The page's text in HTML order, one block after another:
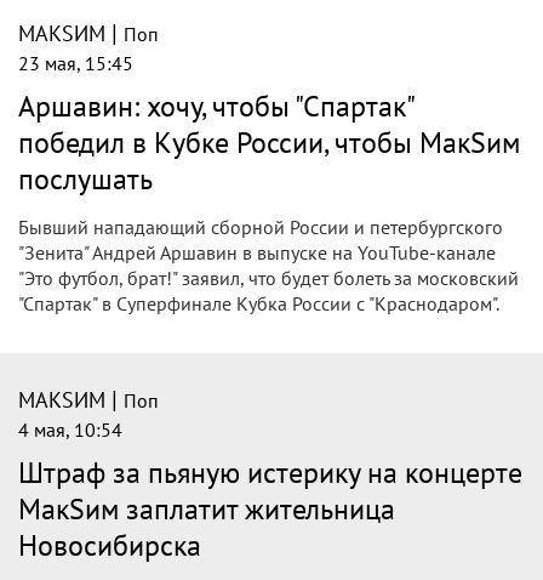
МАКSИМ | Поп
23 мая, 15:45
Аршавин: хочу, чтобы "Спартак"
победил в Кубке России, чтобы МакSим
послушать
Бывший нападающий сборной России и петербургского
"Зенита" Андрей Аршавин в выпуске на YouTube-канале
"Это футбол, брат!" заявил, что будет болеть за московский
"Спартак" в Суперфинале Кубка России с "Краснодаром".
МАКSИМ | Поп
4 мая, 10:54
Штраф за пьяную истерику на концерте
МакSим заплатит жительница
Новосибирска